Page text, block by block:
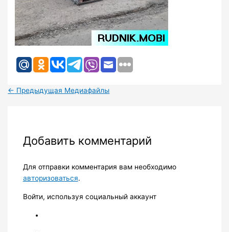
← Предыдущая Медиафайлы
Добавить комментарий
Для отправки комментария вам необходимо
авторизоваться.
Войти, используя социальный аккаунт